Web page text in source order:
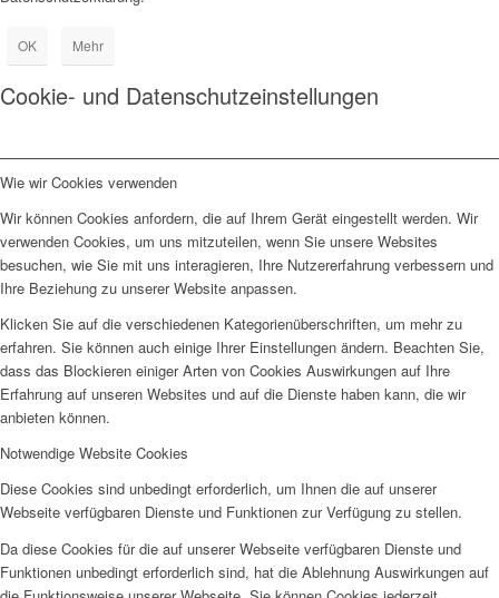
OK Mehr
Cookie- und Datenschutzeinstellungen
Wie wir Cookies verwenden
Wir können Cookies anfordern, die auf Ihrem Gerät eingestellt werden. Wir
verwenden Cookies, um uns mitzuteilen, wenn Sie unsere Websites
besuchen, wie Sie mit uns interagieren, Ihre Nutzererfahrung verbessern und
Ihre Beziehung zu unserer Website anpassen.
Klicken Sie auf die verschiedenen Kategorienüberschriften, um mehr zu
erfahren. Sie können auch einige Ihrer Einstellungen ändern. Beachten Sie,
dass das Blockieren einiger Arten von Cookies Auswirkungen auf Ihre
Erfahrung auf unseren Websites und auf die Dienste haben kann, die wir
anbieten können.
Notwendige Website Cookies
Diese Cookies sind unbedingt erforderlich, um Ihnen die auf unserer
Webseite verfügbaren Dienste und Funktionen zur Verfügung zu stellen.
Da diese Cookies für die auf unserer Webseite verfügbaren Dienste und
Funktionen unbedingt erforderlich sind, hat die Ablehnung Auswirkungen auf